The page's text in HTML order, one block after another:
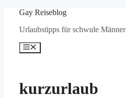
springen
Gay Reiseblog
Urlaubstipps für schwule Männer
Menü
kurzurlaub